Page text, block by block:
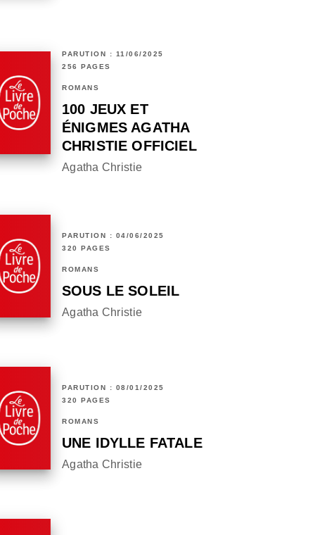
PARUTION : 11/06/2025
256 PAGES
ROMANS
100 JEUX ET
ÉNIGMES AGATHA
CHRISTIE OFFICIEL
Agatha Christie
PARUTION : 04/06/2025
320 PAGES
ROMANS
SOUS LE SOLEIL
Agatha Christie
PARUTION : 08/01/2025
320 PAGES
ROMANS
UNE IDYLLE FATALE
Agatha Christie